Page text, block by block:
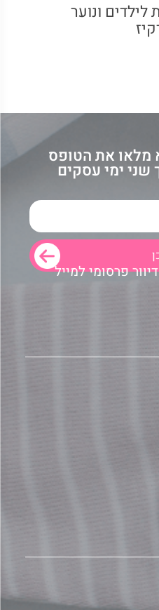
לילדים ונוער
מלאו את הטופס
שני ימי עסקים
פרסומי למייל